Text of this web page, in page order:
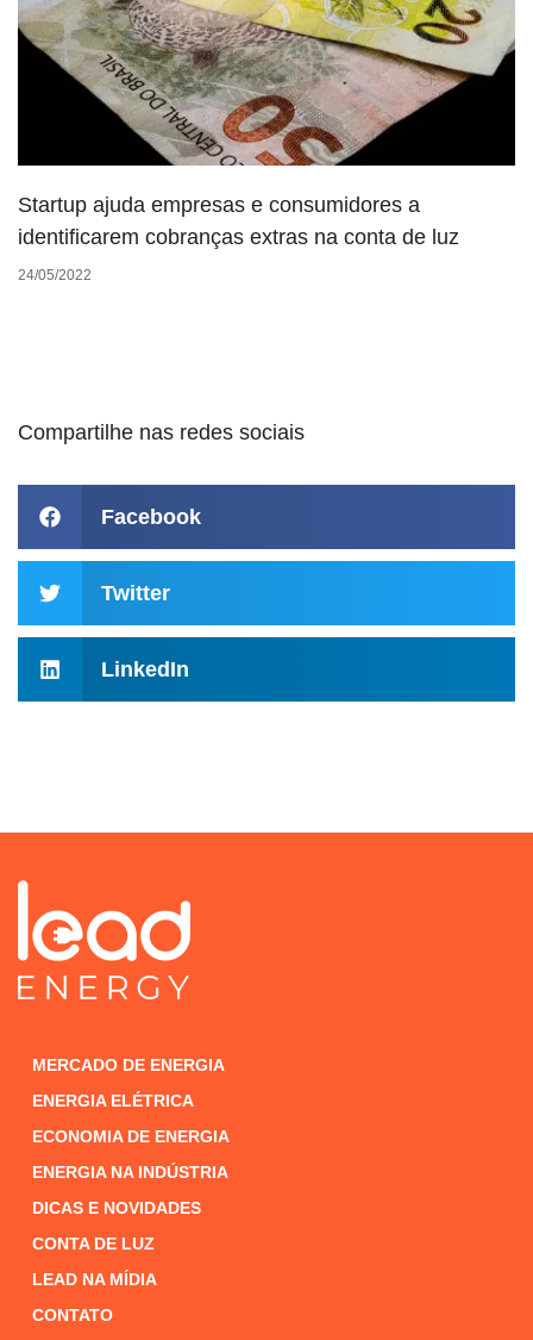
Startup ajuda empresas e consumidores a
identificarem cobranças extras na conta de luz
24/05/2022
Compartilhe nas redes sociais
Facebook
Twitter
LinkedIn
MERCADO DE ENERGIA
ENERGIA ELÉTRICA
ECONOMIA DE ENERGIA
ENERGIA NA INDÚSTRIA
DICAS E NOVIDADES
CONTA DE LUZ
LEAD NA MÍDIA
CONTATO